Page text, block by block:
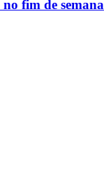
fim de semana